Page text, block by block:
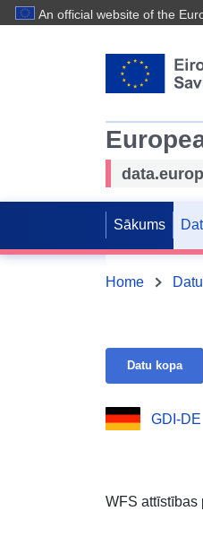
An official website of the
Sākums
Home
Datu kopa
GDI-DE
WFS attīstības